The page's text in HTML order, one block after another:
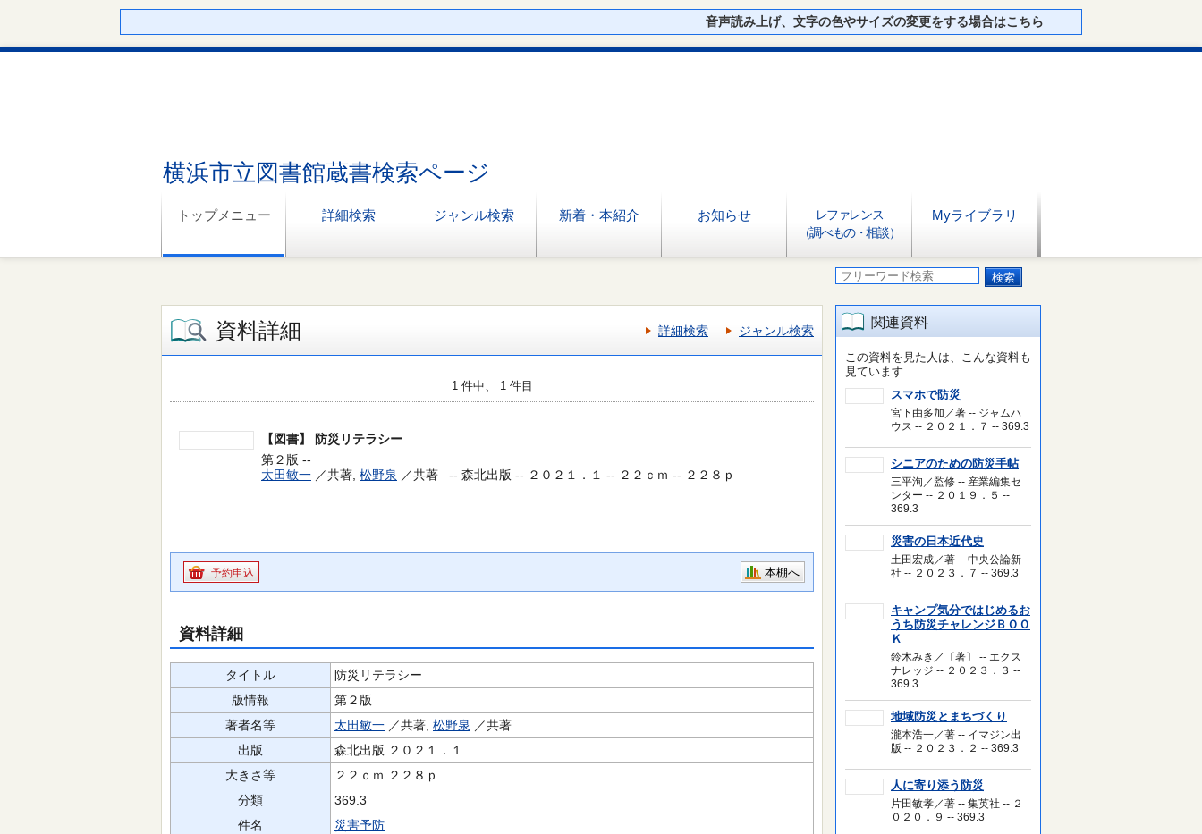
音声読み上げ、文字の色やサイズの変更をする場合はこちら
横浜市立図書館蔵書検索ページ
トップメニュー 詳細検索 ジャンル検索 新着・本紹介 お知らせ
レファレンス
（調べもの・相談）
Myライブラリ
資料詳細 詳細検索 ジャンル検索
1 件中、 1 件目
【図書】
防災リテラシー
第２版 --
太田敏一 ／共著, 松野泉 ／共著 -- 森北出版 -- ２０２１．１ -- ２２ｃｍ -- ２２８ｐ
予約申込 本棚へ
資料詳細
タイトル
防災リテラシー
版情報
第２版
著者名等
太田敏一 ／共著, 松野泉 ／共著
出版
森北出版 ２０２１．１
大きさ等
２２ｃｍ ２２８ｐ
分類
369.3
件名
災害予防
関連資料
この資料を見た人は、こんな資料も
見ています
スマホで防災
宮下由多加／著 -- ジャムハ
ウス -- ２０２１．７ -- 369.3
シニアのための防災手帖
三平洵／監修 -- 産業編集セ
ンター -- ２０１９．５ --
369.3
災害の日本近代史
土田宏成／著 -- 中央公論新
社 -- ２０２３．７ -- 369.3
キャンプ気分ではじめるお
うち防災チャレンジＢＯＯ
Ｋ
鈴木みき／〔著〕 -- エクス
ナレッジ -- ２０２３．３ --
369.3
地域防災とまちづくり
瀧本浩一／著 -- イマジン出
版 -- ２０２３．２ -- 369.3
人に寄り添う防災
片田敏孝／著 -- 集英社 -- ２
０２０．９ -- 369.3